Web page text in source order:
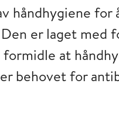
håndhygiene
er laget med
at
behovet for